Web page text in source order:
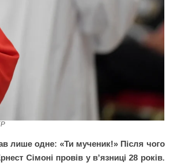
лише одне: «Ти мученик!» Після чого
Сімоні провів у в’язниці 28 років.